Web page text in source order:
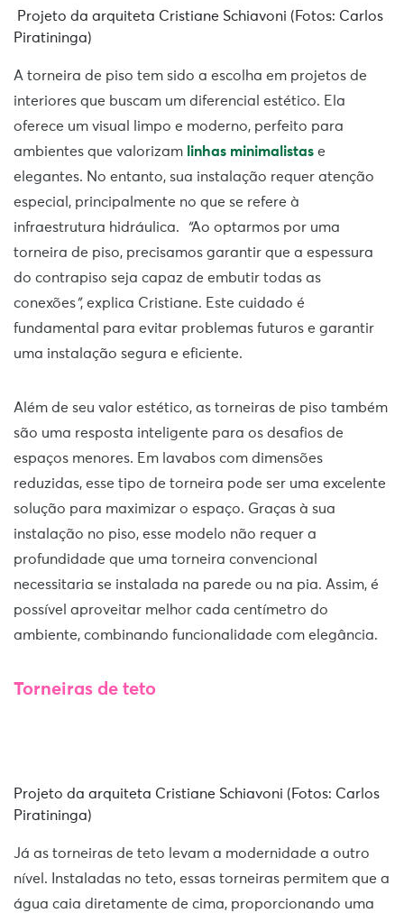
Projeto da arquiteta Cristiane Schiavoni (Fotos: Carlos
Piratininga)
A torneira de piso tem sido a escolha em projetos de
interiores que buscam um diferencial estético. Ela
oferece um visual limpo e moderno, perfeito para
ambientes que valorizam linhas minimalistas e
elegantes. No entanto, sua instalação requer atenção
especial, principalmente no que se refere à
infraestrutura hidráulica.
“Ao optarmos por uma
torneira de piso, precisamos garantir que a espessura
do contrapiso seja capaz de embutir todas as
conexões”, explica Cristiane. Este cuidado é
fundamental para evitar problemas futuros e garantir
uma instalação segura e eficiente.
Além de seu valor estético, as torneiras de piso também
são uma resposta inteligente para os desafios de
espaços menores. Em lavabos com dimensões
reduzidas, esse tipo de torneira pode ser uma excelente
solução para maximizar o espaço. Graças à sua
instalação no piso, esse modelo não requer a
profundidade que uma torneira convencional
necessitaria se instalada na parede ou na pia. Assim, é
possível aproveitar melhor cada centímetro do
ambiente, combinando funcionalidade com elegância.
Torneiras de teto
Projeto da arquiteta Cristiane Schiavoni (Fotos: Carlos
Piratininga)
Já as torneiras de teto levam a modernidade a outro
nível. Instaladas no teto, essas torneiras permitem que a
água caia diretamente de cima, proporcionando uma